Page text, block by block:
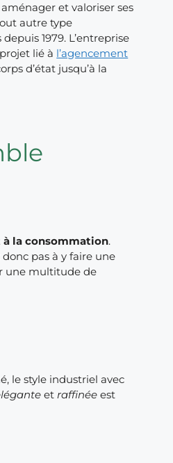
et valoriser ses
autre type
1979. L’entreprise
lié à l’agencement
d’état jusqu’à la
à la consommation.
pas à y faire une
une multitude de
le style industriel avec
etraffinée est